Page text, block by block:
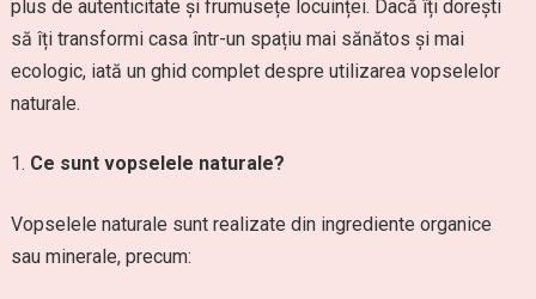
plus de autenticitate și frumusețe locuinței. Dacă îți dorești
să îți transformi casa într-un spațiu mai sănătos și mai
ecologic, iată un ghid complet despre utilizarea vopselelor
naturale.
Ce sunt vopselele naturale?
Vopselele naturale sunt realizate din ingrediente organice
sau minerale, precum: